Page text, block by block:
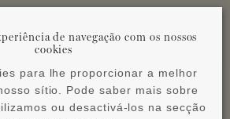
de navegação com os nossos
cookies
para lhe proporcionar a melhor
sítio. Pode saber mais sobre
ou desactivá-los na secção